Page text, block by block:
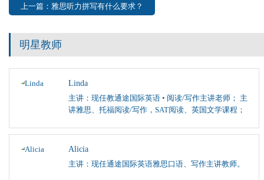
上一篇：雅思听力拼写有什么要求？
明星教师
Linda
主讲：现任教通途国际英语 • 阅读/写作主讲老师； 主
讲雅思、托福阅读/写作，SAT阅读、英国文学课程；
Alicia
主讲：现任通途国际英语雅思口语、写作主讲教师。